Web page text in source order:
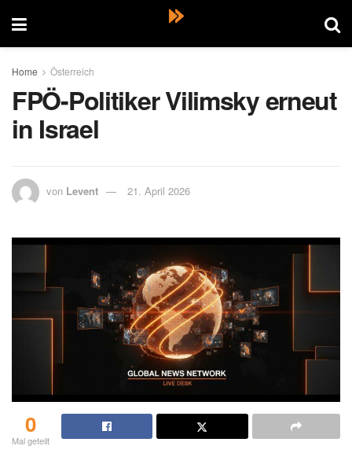
Home Österreich
FPÖ-Politiker Vilimsky erneut
in Israel
von Levent 21. April 2026
0
Mal geteilt